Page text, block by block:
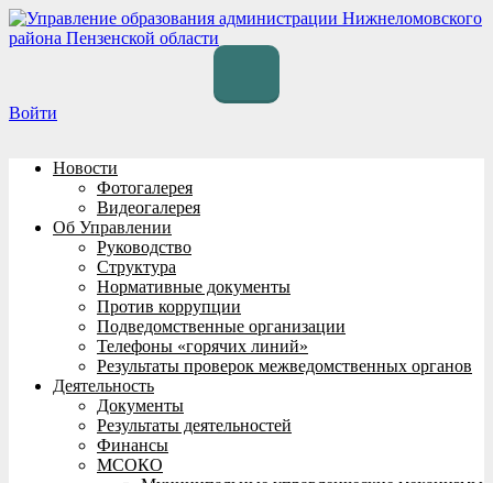
Перейти
к
Войти
Новости
Фотогалерея
Видеогалерея
Об Управлении
Руководство
Структура
Нормативные документы
Против коррупции
Подведомственные организации
Телефоны «горячих линий»
Результаты проверок межведомственных органов
Деятельность
Документы
Результаты деятельностей
Финансы
МСОКО